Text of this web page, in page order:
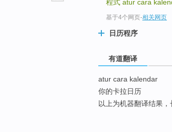
程式 atur cara
基于4个网页-相关网页
日历程序
有道翻译
atur cara kalendar
你的卡拉日历
以上为机器翻译结果